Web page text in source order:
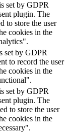
set by GDPR
plugin. The
to store the user
cookies in the
set by GDPR
to record the user
cookies in the
set by GDPR
plugin. The
to store the user
cookies in the